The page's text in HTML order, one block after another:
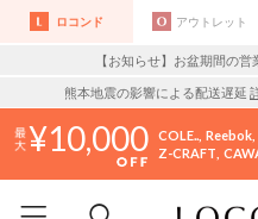
ロコンド アウトレット
【お知らせ】お盆期間の
熊本地震の影響による配送遅延
10,000 COLE.. Reebok
Z-CRAFT